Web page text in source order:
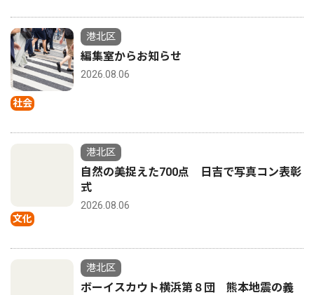
社会
港北区
編集室からお知らせ
2026.08.06
文化
港北区
自然の美捉えた700点 日吉で写真コン表彰
式
2026.08.06
港北区
ボーイスカウト横浜第８団 熊本地震の義